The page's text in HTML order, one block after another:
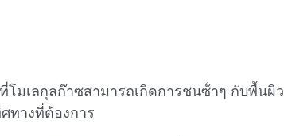
โมเลกุลก๊าซสามารถเกิดการชนซ้ําๆ กับพื้นผิว
ทางที่ต้องการ